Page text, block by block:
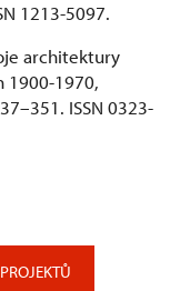
1213-5097.
architektury
1900-1970,
ISSN 0323-